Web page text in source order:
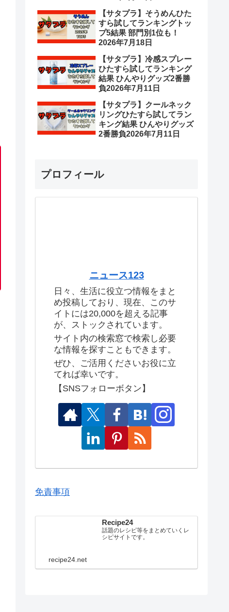
【サタプラ】そうめんひた
すら試してランキングトッ
プ5結果 部門別1位も！
2026年7月18日
【サタプラ】冷感スプレー
ひたすら試してランキング
結果 ひんやりグッズ2番勝
負2026年7月11日
【サタプラ】クールネック
リングひたすら試してラン
キング結果 ひんやりグッズ
2番勝負2026年7月11日
プロフィール
ニュース123
日々、生活に役立つ情報をまと
め投稿しており、現在、このサ
イトには20,000を超える記事
が、ストックされています。
サイト内の検索窓で検索し必要
な情報を探すこともできます。
ぜひ、ご活用くださいお役に立
てれば幸いです。
【SNSフォローボタン】
免責事項
Recipe24
話題のレシピ等をまとめていくレ
シピサイトです。
recipe24.net